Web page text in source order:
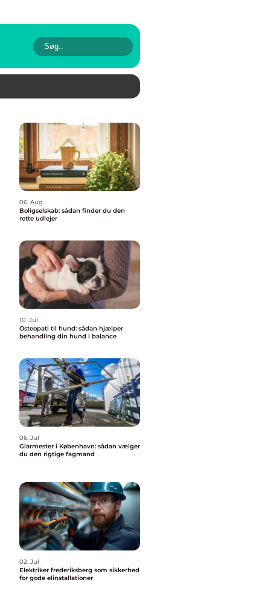
06. Aug
Boligselskab: sådan finder du den
rette udlejer
10. Jul
Osteopati til hund: sådan hjælper
behandling din hund i balance
06. Jul
Glarmester i København: sådan vælger
du den rigtige fagmand
02. Jul
Elektriker frederiksberg som sikkerhed
for gode elinstallationer